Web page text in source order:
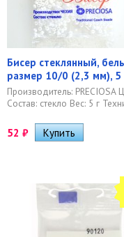
Бисер стеклянный,
размер 10/0 (2,3 мм), 5
Производитель:
Состав: стекло Вес: 5 г
52 ₽